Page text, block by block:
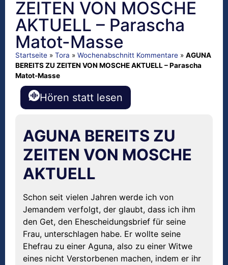
ZEITEN VON MOSCHE
AKTUELL – Parascha
Matot-Masse
Startseite » Tora » Wochenabschnitt Kommentare » AGUNA
BEREITS ZU ZEITEN VON MOSCHE AKTUELL – Parascha
Matot-Masse
Hören statt lesen
AGUNA BEREITS ZU
ZEITEN VON MOSCHE
AKTUELL
Schon seit vielen Jahren werde ich von
Jemandem verfolgt, der glaubt, dass ich ihm
den Get, den Ehescheidungsbrief für seine
Frau, unterschlagen habe. Er wollte seine
Ehefrau zu einer Aguna, also zu einer Witwe
eines nicht Verstorbenen machen, indem er ihr